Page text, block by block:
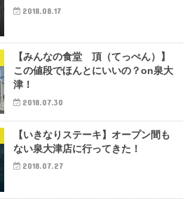
2018.08.17
【みんなの食堂 頂（てっぺん）】
この値段でほんとにいいの？on泉大
津！
2018.07.30
【いきなりステーキ】オープン間も
ない泉大津店に行ってきた！
2018.07.27